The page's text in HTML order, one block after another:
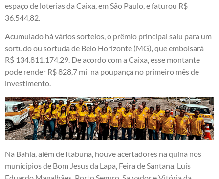
espaço de loterias da Caixa, em São Paulo, e faturou R$
36.544,82.
Acumulado há vários sorteios, o prêmio principal saiu para um
sortudo ou sortuda de Belo Horizonte (MG), que embolsará
R$ 134.811.174,29. De acordo com a Caixa, esse montante
pode render R$ 828,7 mil na poupança no primeiro mês de
investimento.
Na Bahia, além de Itabuna, houve acertadores na quina nos
municípios de Bom Jesus da Lapa, Feira de Santana, Luís
Eduardo Magalhães, Porto Seguro, Salvador e Vitória da